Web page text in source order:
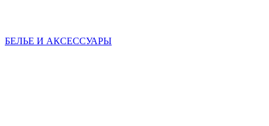
БЕЛЬЕ И АКСЕССУАРЫ